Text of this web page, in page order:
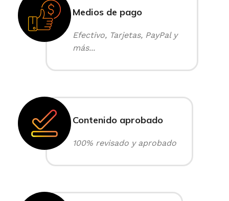
Medios de pago
Efectivo, Tarjetas, PayPal y
más...
Contenido aprobado
100% revisado y aprobado